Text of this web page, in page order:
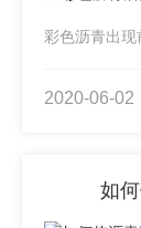
彩色沥青出现
2020-06-02
如